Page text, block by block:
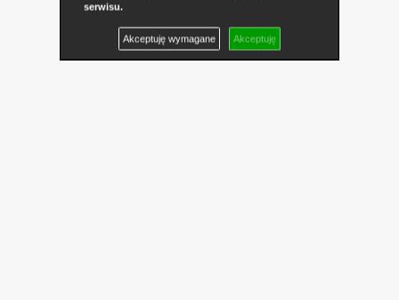
serwisu.
Akceptuję wymagane Akceptuję